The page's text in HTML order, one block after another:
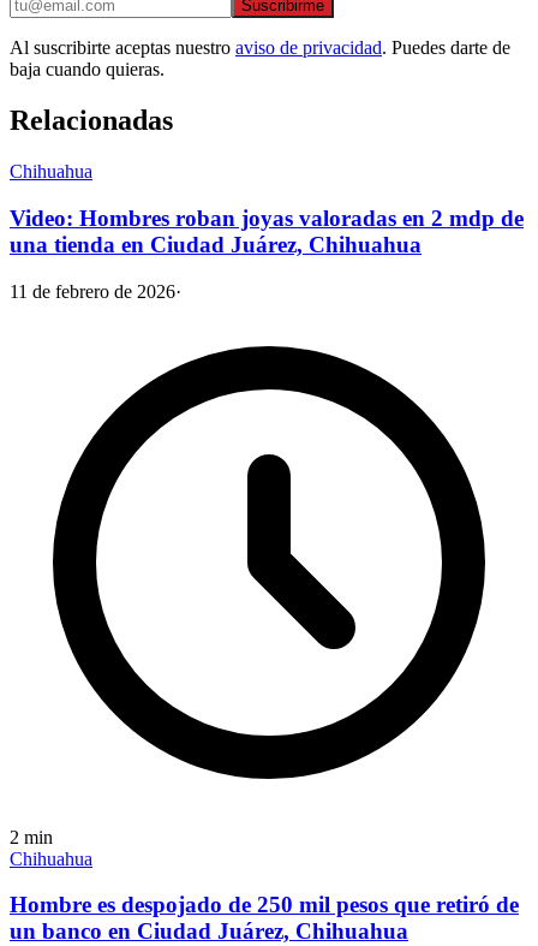
Suscribirme
Al suscribirte aceptas nuestro aviso de privacidad. Puedes darte de
baja cuando quieras.
Relacionadas
Chihuahua
Video: Hombres roban joyas valoradas en 2 mdp de
una tienda en Ciudad Juárez, Chihuahua
11 de febrero de 2026·
2 min
Chihuahua
Hombre es despojado de 250 mil pesos que retiró de
un banco en Ciudad Juárez, Chihuahua